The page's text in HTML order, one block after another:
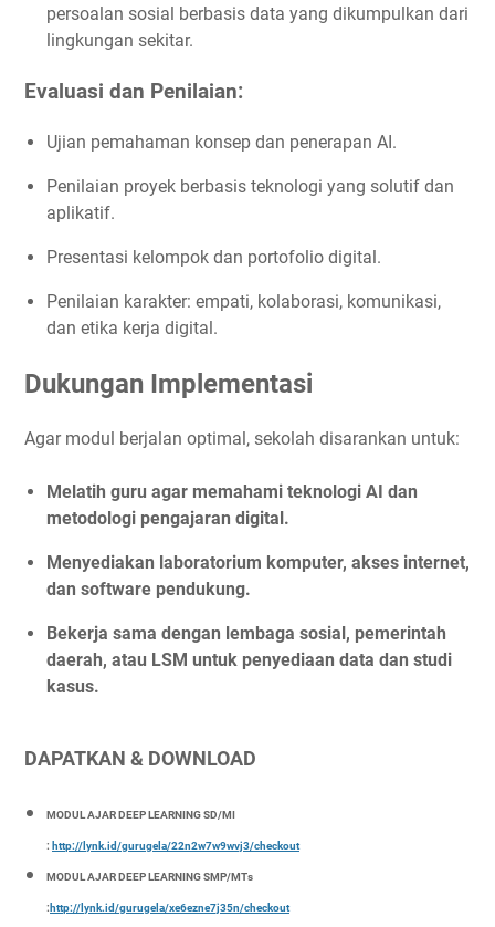
persoalan sosial berbasis data yang dikumpulkan dari
lingkungan sekitar.
Evaluasi dan Penilaian:
Ujian pemahaman konsep dan penerapan AI.
Penilaian proyek berbasis teknologi yang solutif dan
aplikatif.
Presentasi kelompok dan portofolio digital.
Penilaian karakter: empati, kolaborasi, komunikasi,
dan etika kerja digital.
Dukungan Implementasi
Agar modul berjalan optimal, sekolah disarankan untuk:
Melatih guru agar memahami teknologi AI dan
metodologi pengajaran digital.
Menyediakan laboratorium komputer, akses internet,
dan software pendukung.
Bekerja sama dengan lembaga sosial, pemerintah
daerah, atau LSM untuk penyediaan data dan studi
kasus.
DAPATKAN & DOWNLOAD
MODUL AJAR DEEP LEARNING SD/MI
: http://lynk.id/gurugela/22n2w7w9wvj3/checkout
MODUL AJAR DEEP LEARNING SMP/MTs
: http://lynk.id/gurugela/xe6ezne7j35n/checkout